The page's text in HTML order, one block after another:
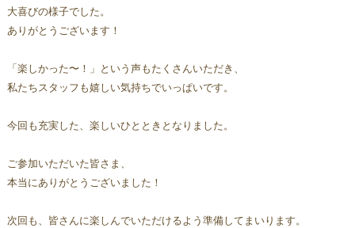
大喜びの様子でした。
ありがとうございます！
「楽しかった〜！」という声もたくさんいただき、
私たちスタッフも嬉しい気持ちでいっぱいです。
今回も充実した、楽しいひとときとなりました。
ご参加いただいた皆さま、
本当にありがとうございました！
次回も、皆さんに楽しんでいただけるよう準備してまいります。